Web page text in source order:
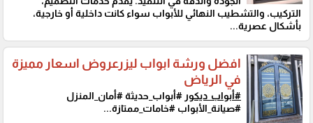
التركيب، والتشطيب النهائي للأبواب سواء كانت داخلية أو خارجية،
بأشكال عصرية...
افضل ورشة ابواب ليزرعروض اسعار مميزة
في الرياض
#أبواب_ديكور #أبواب_حديثة #أمان_المنزل
#صيانة_الأبواب #خامات_ممتازة...